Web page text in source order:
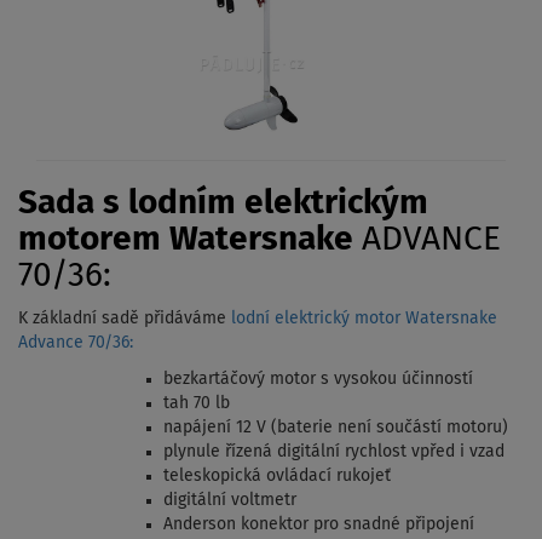
Sada s lodním elektrickým
motorem Watersnake ADVANCE
70/36:
K základní sadě přidáváme lodní elektrický motor Watersnake
Advance 70/36:
bezkartáčový motor s vysokou účinností
tah 70 lb
napájení 12 V (baterie není součástí motoru)
plynule řízená digitální rychlost vpřed i vzad
teleskopická ovládací rukojeť
digitální voltmetr
Anderson konektor pro snadné připojení